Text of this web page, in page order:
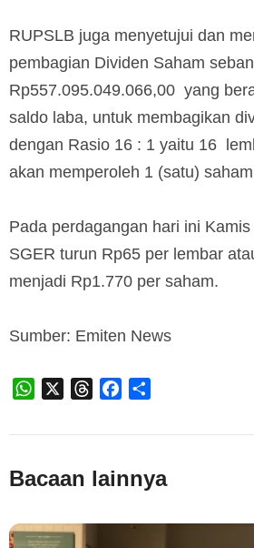
RUPSLB juga menyetujui dan
pembagian Dividen Saham
Rp557.095.049.066,00 yang
saldo laba, untuk membagikan
dengan Rasio 16 : 1 yaitu 16
akan memperoleh 1 (satu)
Pada perdagangan hari ini
SGER turun Rp65 per lembar
menjadi Rp1.770 per saham.
Sumber: Emiten News
WhatsApp ThreadsFacebook
Bacaan lainnya